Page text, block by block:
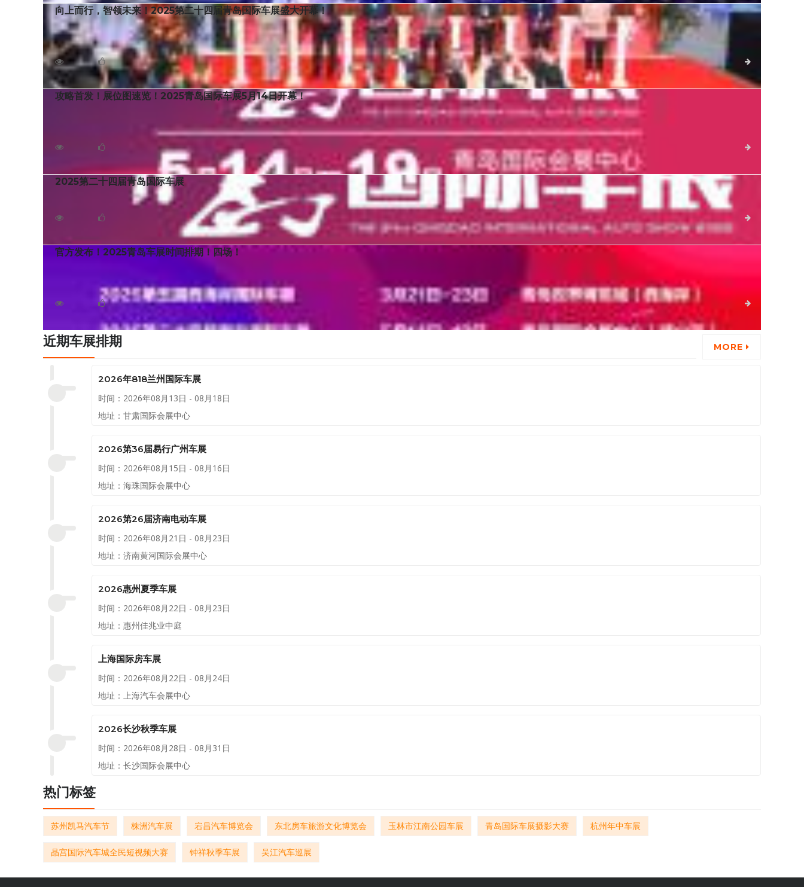
向上而行，智领未来！2025第二十四届青岛国际车展盛大开幕！
5月14日，2025第二十四届青岛国际汽车工业展览会于青岛国际会展中心（崂山区）盛大启幕。始于2002，由会展名企嘉路博组织，青岛国际车展已连续举办二十三届，是山东省规模最
大、品牌最全、影响力最广的国际汽车展会，也是山东省唯一获得UFI（国际展览联盟）国际认证的汽车展会，被誉为中国五大车展之一，连续荣获时尚青岛·时尚会展活动称号。
1994
0 详细
攻略首发！展位图速览！2025青岛国际车展5月14日开幕！
5月14日，2025第二十四届青岛国际汽车工业展览会（简称2025青岛国际车展）将于青岛国际会展中心（崂山区）盛大启幕。以向上而行 智领未来为主题，2025第二十四届青岛国际车
展将启用青岛国际会展中心五大室内展厅及部分室外展区，室内展览面积60000平，吸引全球90余汽车品牌参展，展示车型近千台，其中新能源汽车展示规模超五成。
2025第二十四届青岛国际车展
2025第二十四届青岛国际车展将于2025年5月14日至19日在山东青岛国际会展中心盛大举行！
详细
官方发布！2025青岛车展时间排期！四场！
模设备更新和消费品以旧换新，持续燃动国内汽车消费。
3011
0
近期车展排期 MORE
2026年818兰州国际车展
时间：2026年08月13日 - 08月18日
地址：甘肃国际会展中心
2026第36届易行广州车展
时间：2026年08月15日 - 08月16日
地址：海珠国际会展中心
2026第26届济南电动车展
时间：2026年08月21日 - 08月23日
地址：济南黄河国际会展中心
2026惠州夏季车展
时间：2026年08月22日 - 08月23日
地址：惠州佳兆业中庭
上海国际房车展
时间：2026年08月22日 - 08月24日
地址：上海汽车会展中心
2026长沙秋季车展
时间：2026年08月28日 - 08月31日
地址：长沙国际会展中心
热门标签
苏州凯马汽车节 株洲汽车展 宕昌汽车博览会 东北房车旅游文化博览会 玉林市江南公园车展 青岛国际车展摄影大赛 杭州年中车展
晶宫国际汽车城全民短视频大赛 钟祥秋季车展 吴江汽车巡展